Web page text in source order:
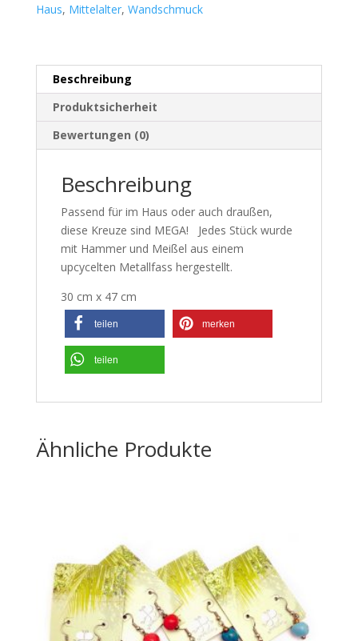
Haus, Mittelalter, Wandschmuck
Beschreibung
Produktsicherheit
Bewertungen (0)
Beschreibung
Passend für im Haus oder auch draußen,
diese Kreuze sind MEGA! Jedes Stück wurde
mit Hammer und Meißel aus einem
upcycelten Metallfass hergestellt.
30 cm x 47 cm
teilen merken
teilen
Ähnliche Produkte